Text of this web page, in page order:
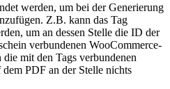
werden, um bei der Generierung
Z.B. kann das Tag
um an dessen Stelle die ID der
verbundenen WooCommerce-
mit den Tags verbundenen
PDF an der Stelle nichts